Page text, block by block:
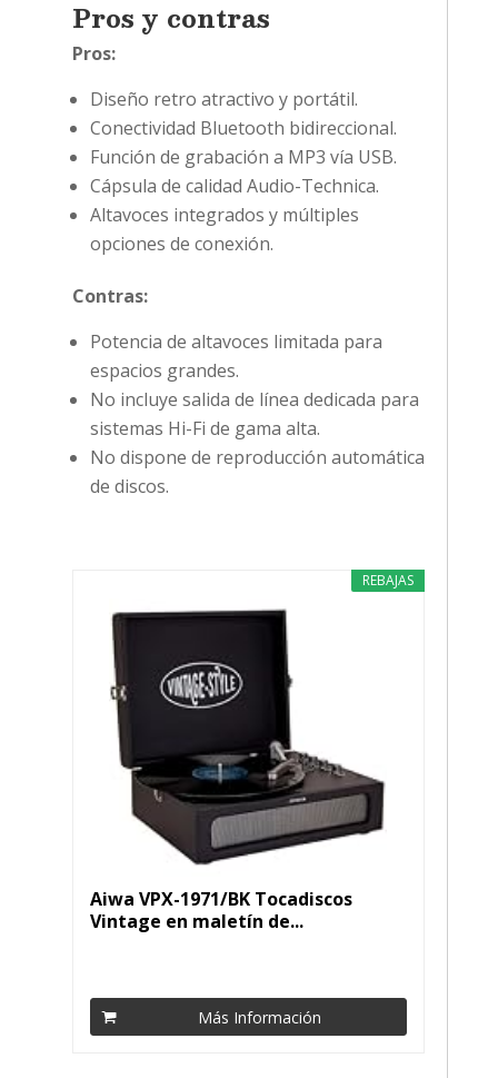
Pros y contras
Pros:
Diseño retro atractivo y portátil.
Conectividad Bluetooth bidireccional.
Función de grabación a MP3 vía USB.
Cápsula de calidad Audio-Technica.
Altavoces integrados y múltiples
opciones de conexión.
Contras:
Potencia de altavoces limitada para
espacios grandes.
No incluye salida de línea dedicada para
sistemas Hi-Fi de gama alta.
No dispone de reproducción automática
de discos.
REBAJAS
Aiwa VPX-1971/BK Tocadiscos
Vintage en maletín de...
Más Información